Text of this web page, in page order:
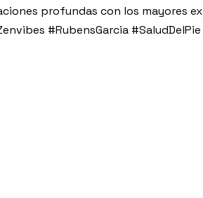
profundas con los mayores
#RubensGarcia